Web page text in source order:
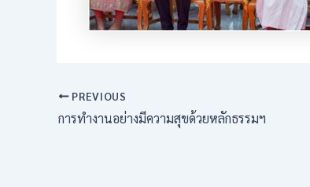
PREVIOUS
การทำงานอย่างมีความสุขด้วยหลักธรรมฯ